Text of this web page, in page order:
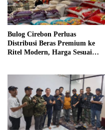
Bulog Cirebon Perluas
Distribusi Beras Premium ke
Ritel Modern, Harga Sesuai